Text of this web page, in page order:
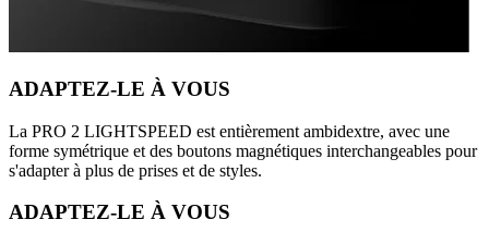
ADAPTEZ-LE À VOUS
La PRO 2 LIGHTSPEED est entièrement ambidextre, avec une
forme symétrique et des boutons magnétiques interchangeables pour
s'adapter à plus de prises et de styles.
ADAPTEZ-LE À VOUS